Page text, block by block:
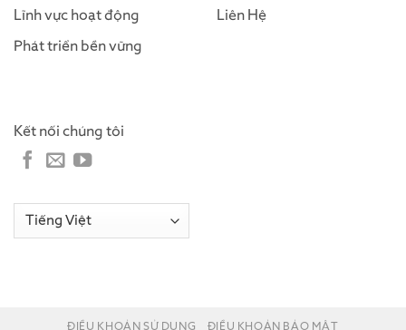
Lĩnh vực hoạt động
Phát triển bền vững
Liên Hệ
Kết nối chúng tôi
ĐIỀU KHOẢN SỬ DỤNG ĐIỀU KHOẢN BẢO MẬT